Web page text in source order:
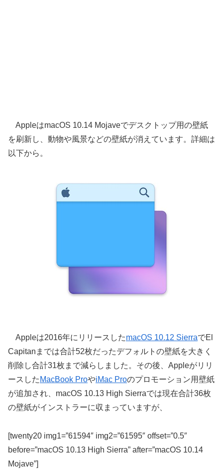
AppleはmacOS 10.14 Mojaveでデスクトップ用の壁紙
を刷新し、動物や風景などの壁紙が消えています。詳細は
以下から。
Appleは2016年にリリースしたmacOS 10.12 SierraでEl
Capitanまでは合計52枚だったデフォルトの壁紙を大きく
削除し合計31枚まで減らしました。その後、Appleがリリ
ースした MacBook ProやiMac Proのプロモーション用壁紙
が追加され、macOS 10.13 High Sierraでは現在合計36枚
の壁紙がインストラーに収まっていますが、
[twenty20 img1=”61594″ img2=”61595″ offset=”0.5″
before=”macOS 10.13 High Sierra” after=”macOS 10.14
Mojave”]